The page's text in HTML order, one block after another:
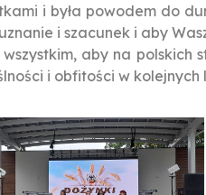
i była powodem do
i szacunek i aby
wszystkim, aby na polskich
i obfitości w kolejnych